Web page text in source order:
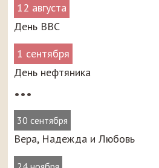
12 августа
День ВВС
1 сентября
День нефтяника
•••
30 сентября
Вера, Надежда и Любовь